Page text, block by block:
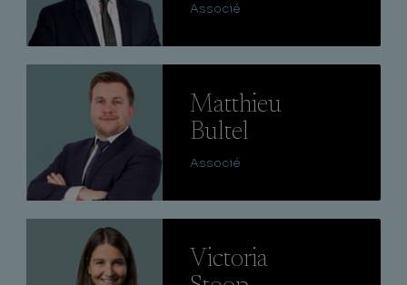
Associé
Matthieu
Bultel
Associé
Victoria